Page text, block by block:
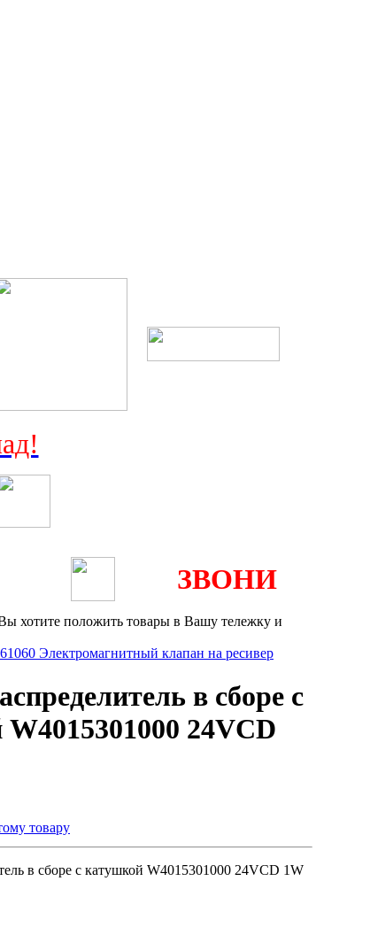
ЗВОНИ
хотите положить товары в Вашу тележку и
Электромагнитный клапан на ресивер
в сборе с
24VCD
товару
в сборе с катушкой W4015301000 24VCD 1W